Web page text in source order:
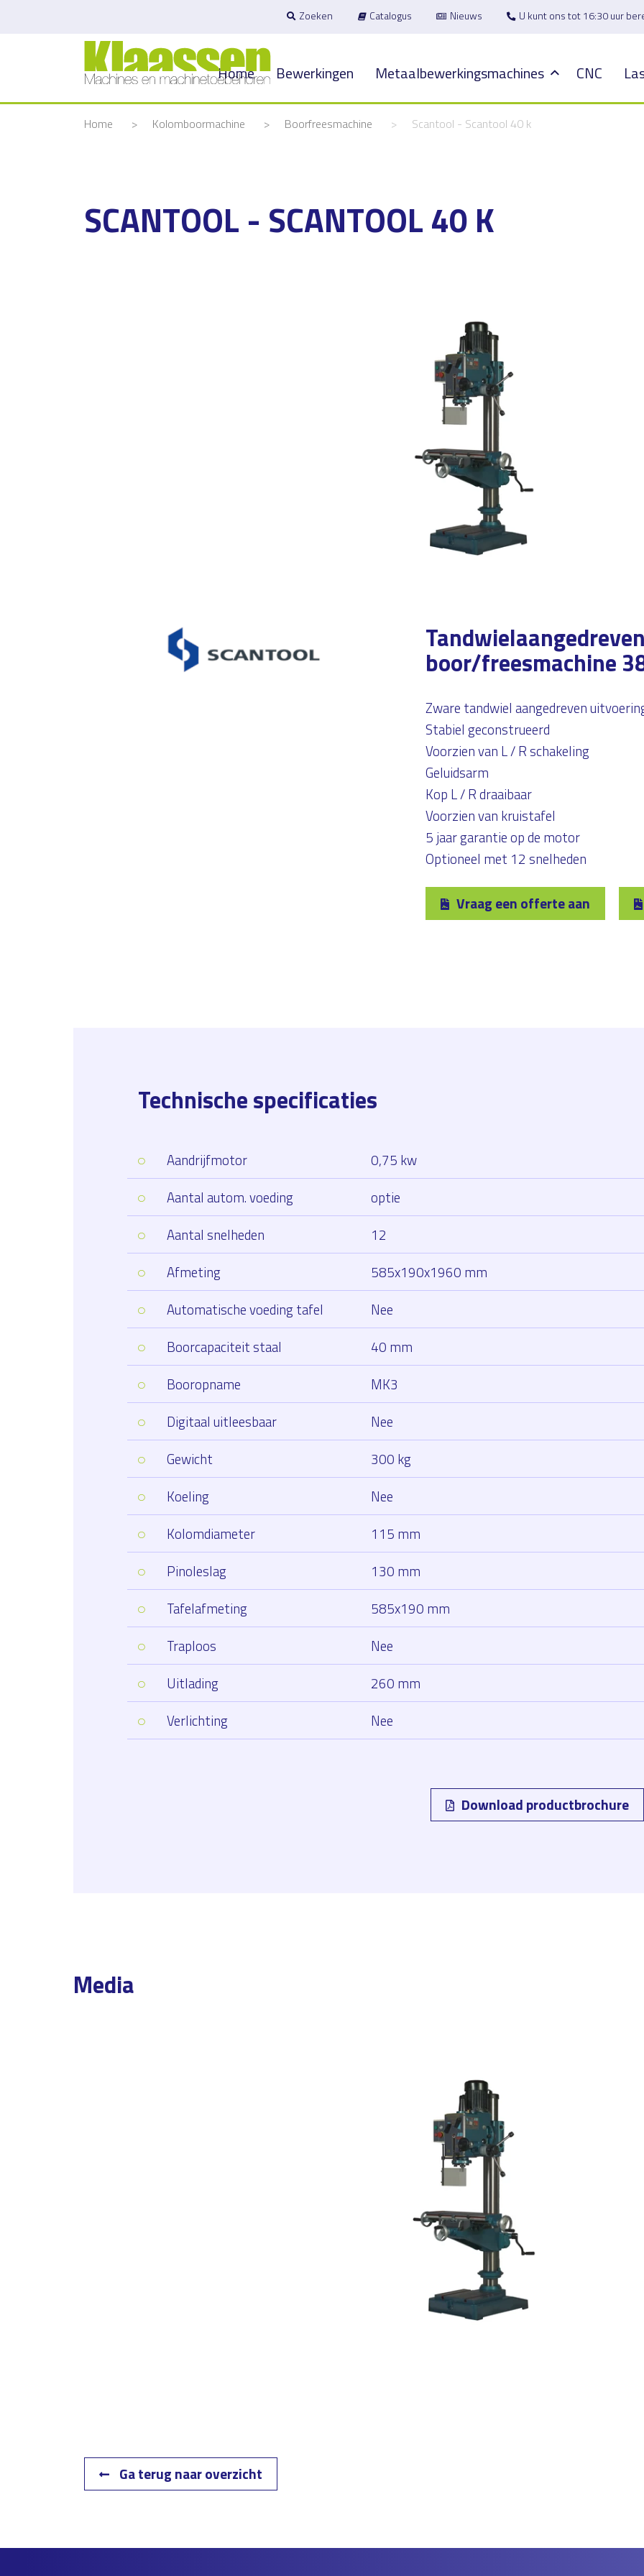
Catalogus Nieuws U kunt ons tot 16:30 uur
Zoeken
Home Bewerkingen Metaalbewerkingsmachines CNC
Home > Kolomboormachine > Boorfreesmachine > Scantool - Scantool 40 k
SCANTOOL - SCANTOOL 40 K
boor/freesmachine
Zware tandwiel aangedreven
Stabiel geconstrueerd
Voorzien van L / R schakeling
Geluidsarm
Kop L / R draaibaar
Voorzien van kruistafel
5 jaar garantie op de motor
Optioneel met 12 snelheden
Vraag een offerte aan
Technische specificaties
Aandrijfmotor
0,75 kw
Aantal autom. voeding
optie
Aantal snelheden
12
Afmeting
585x190x1960 mm
Automatische voeding tafel
Nee
Boorcapaciteit staal
40 mm
Booropname
MK3
Digitaal uitleesbaar
Nee
Gewicht
300 kg
Koeling
Nee
Kolomdiameter
115 mm
Pinoleslag
130 mm
Tafelafmeting
585x190 mm
Traploos
Nee
Uitlading
260 mm
Verlichting
Nee
Download productbrochure
Media
Ga terug naar overzicht